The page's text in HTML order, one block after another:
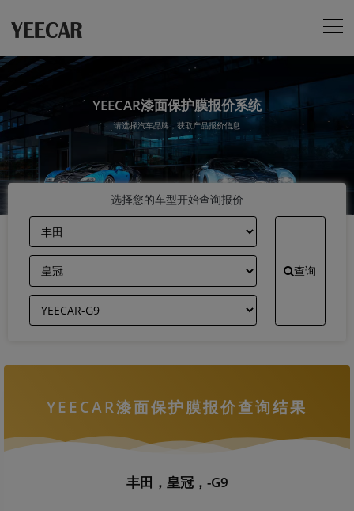
YEECAR漆面保护膜报价系统
请选择汽车品牌，获取产品报价信息
选择您的车型开始查询报价
查询
YEECAR漆面保护膜报价查询结果
丰田，皇冠，-G9